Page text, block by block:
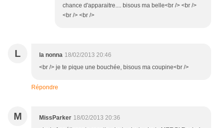
chance d'apparaitre.... bisous ma belle<br /> <br />
<br /> <br />
L la nonna 18/02/2013 20:46
<br /> je te pique une bouchée, bisous ma coupine<br />
Répondre
M MissParker 18/02/2013 20:36